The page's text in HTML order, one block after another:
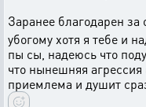
Заранее благодарен
убогому хотя я тебе и
пы сы, надеюсь что
что нынешняя
приемлема и душит